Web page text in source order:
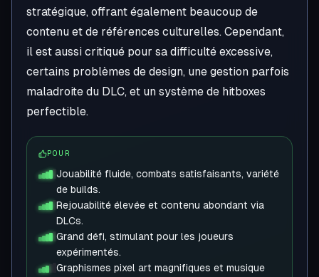
stratégique, offrant également beaucoup de
contenu et de références culturelles. Cependant,
il est aussi critiqué pour sa difficulté excessive,
certains problèmes de design, une gestion parfois
maladroite du DLC, et un système de hitboxes
perfectible.
POUR
Jouabilité fluide, combats satisfaisants, variété
de builds.
Rejouabilité élevée et contenu abondant via
DLCs.
Grand défi, stimulant pour les joueurs
expérimentés.
Graphismes pixel art magnifiques et musique